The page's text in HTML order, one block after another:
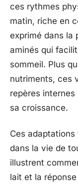
ces rythmes
matin, riche en
exprimé dans la
aminés qui
sommeil. Plus
nutriments, ces
repères
sa croissance.
Ces
dans la vie de
illustrent
lait et la